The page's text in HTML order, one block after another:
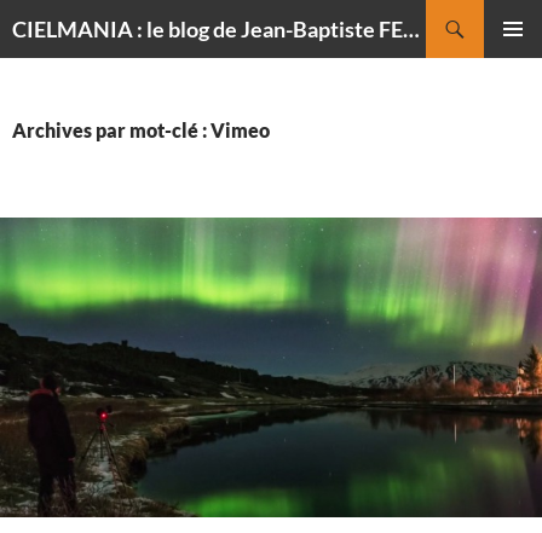
CIELMANIA : le blog de Jean-Baptiste FELDMANN, photographe du ciel
Archives par mot-clé : Vimeo